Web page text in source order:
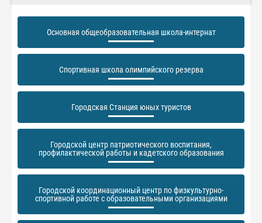
Основная общеобразовательная школа-интернат
Спортивная школа олимпийского резерва
Городская Станция юных туристов
Городской центр патриотического воспитания,
профилактической работы и кадетского образования
Городской координационный центр по физкультурно-
спортивной работе с образовательными организациями